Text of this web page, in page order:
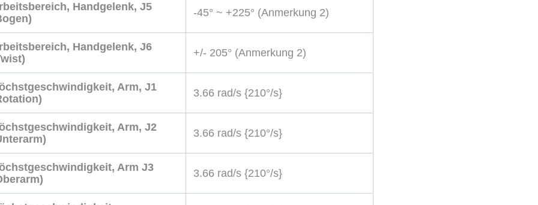
Handgelenk, J5
-45° ~ +225° (Anmerkung 2)
Handgelenk, J6
+/- 205° (Anmerkung 2)
Arm, J1
3.66 rad/s {210°/s}
Arm, J2
3.66 rad/s {210°/s}
Arm J3
3.66 rad/s {210°/s}